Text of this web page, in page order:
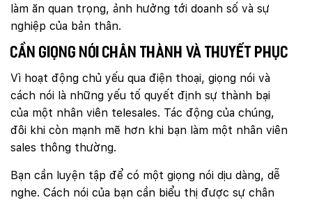
làm ăn quan trọng, ảnh hưởng tới doanh số và sự
nghiệp của bản thân.
Cần giọng nói chân thành và thuyết phục
Vì hoạt động chủ yếu qua điện thoại, giọng nói và
cách nói là những yếu tố quyết định sự thành bại
của một nhân viên telesales. Tác động của chúng,
đôi khi còn mạnh mẽ hơn khi bạn làm một nhân viên
sales thông thường.
Bạn cần luyện tập để có một giọng nói dịu dàng, dễ
nghe. Cách nói của bạn cần biểu thị được sự chân